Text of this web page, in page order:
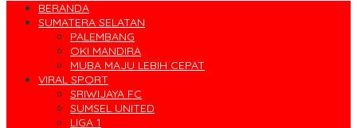
BERANDA
SUMATERA SELATAN
PALEMBANG
OKI MANDIRA
MUBA MAJU LEBIH CEPAT
VIRAL SPORT
SRIWIJAYA FC
SUMSEL UNITED
LIGA 1